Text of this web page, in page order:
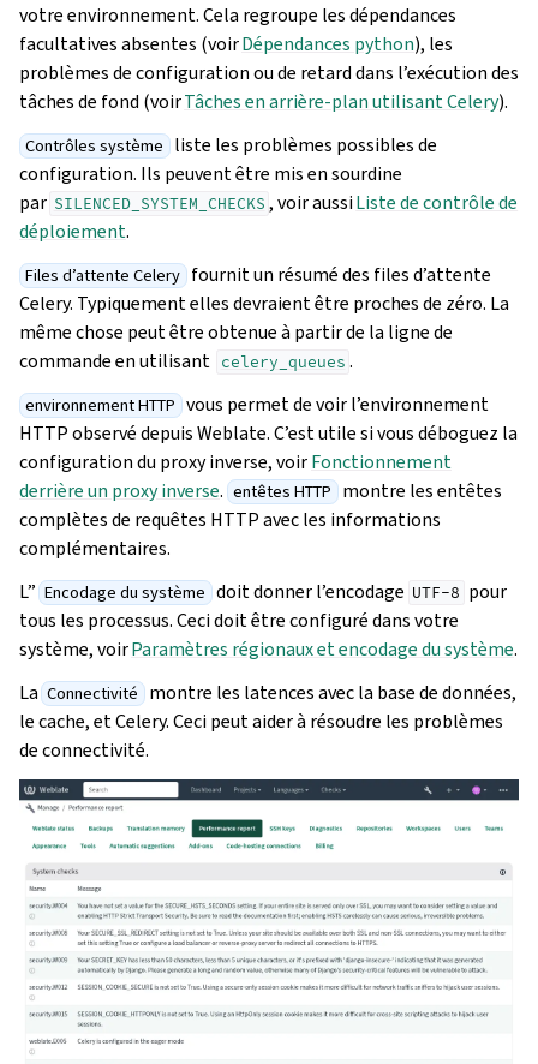
votre environnement. Cela regroupe les dépendances
facultatives absentes (voirDépendances python), les
problèmes de configuration ou de retard dans l’exécution des
tâches de fond (voirTâches en arrière-plan utilisant Celery).
Contrôles système liste les problèmes possibles de
configuration. Ils peuvent être mis en sourdine
par SILENCED_SYSTEM_CHECKS , voir aussiListe de contrôle de
déploiement.
Files d’attente Celery fournit un résumé des files d’attente
Celery. Typiquement elles devraient être proches de zéro. La
même chose peut être obtenue à partir de la ligne de
commande en utilisant celery_queues .
environnement HTTP vous permet de voir l’environnement
HTTP observé depuis Weblate. C’est utile si vous déboguez la
configuration du proxy inverse, voirFonctionnement
derrière un proxy inverse. entêtes HTTP montre les entêtes
complètes de requêtes HTTP avec les informations
complémentaires.
L” Encodage du système doit donner l’encodage UTF-8 pour
tous les processus. Ceci doit être configuré dans votre
système, voirParamètres régionaux et encodage du système.
La Connectivité montre les latences avec la base de données,
le cache, et Celery. Ceci peut aider à résoudre les problèmes
de connectivité.